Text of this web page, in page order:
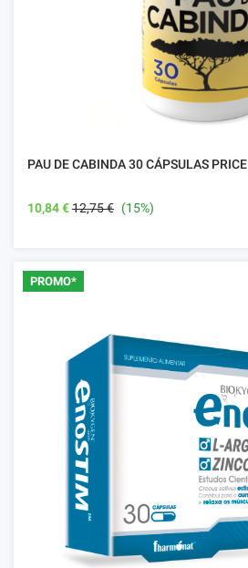
PAU DE CABINDA 30 CÁPSULAS PRICE
10,84 €12,75 € (15%)
PROMO*